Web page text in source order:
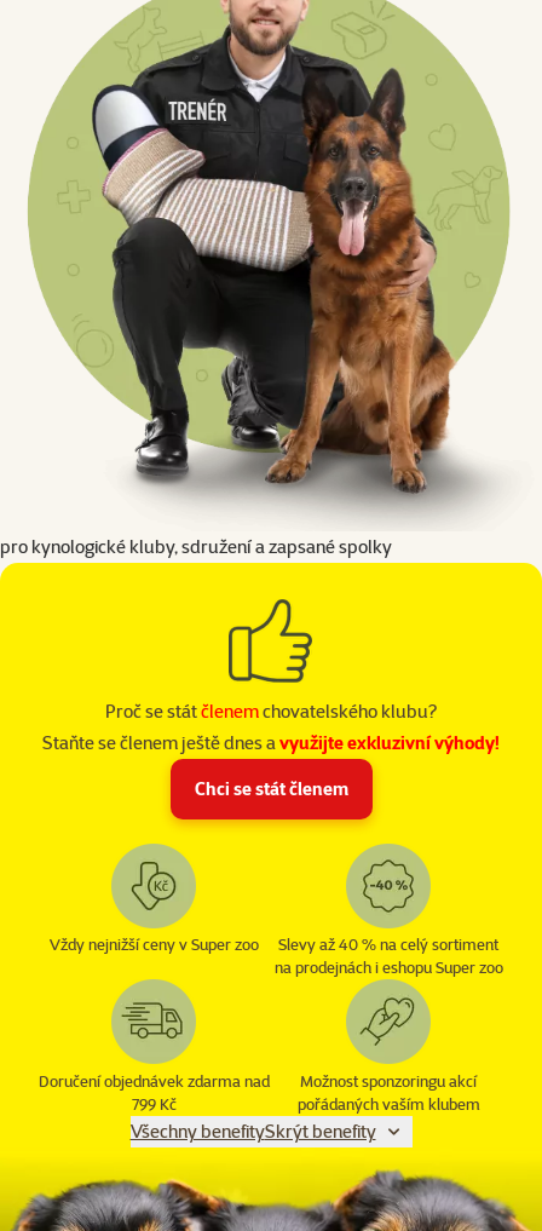
pro kynologické kluby, sdružení a zapsané spolky
Proč se státčlenemchovatelského klubu?
Staňte se členem ještě dnes a využijte exkluzivní výhody!
Chci se stát členem
Vždy nejnižší ceny v Super zoo
Slevy až 40 % na celý sortiment
na prodejnách i eshopu Super zoo
Doručení objednávek zdarma nad
799 Kč
Možnost sponzoringu akcí
pořádaných vaším klubem
Všechny benefitySkrýt benefity